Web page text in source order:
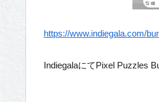
https://www.indiegala.com/
IndiegalaにてPixel Puzzles